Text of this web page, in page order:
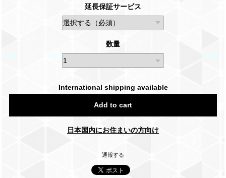
延長保証サービス
数量
International shipping available
Add to cart
日本国内にお住まいの方向け
通報する